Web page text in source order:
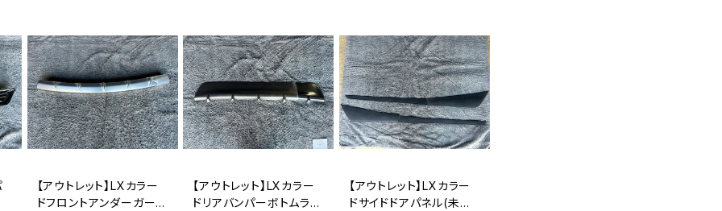
【アウトレット】LXカラー
ドフロントアンダーガーニ
【アウトレット】LXカラー
ドリアバンパーボトムライ
【アウトレット】LXカラー
ドサイドドアパネル(未塗